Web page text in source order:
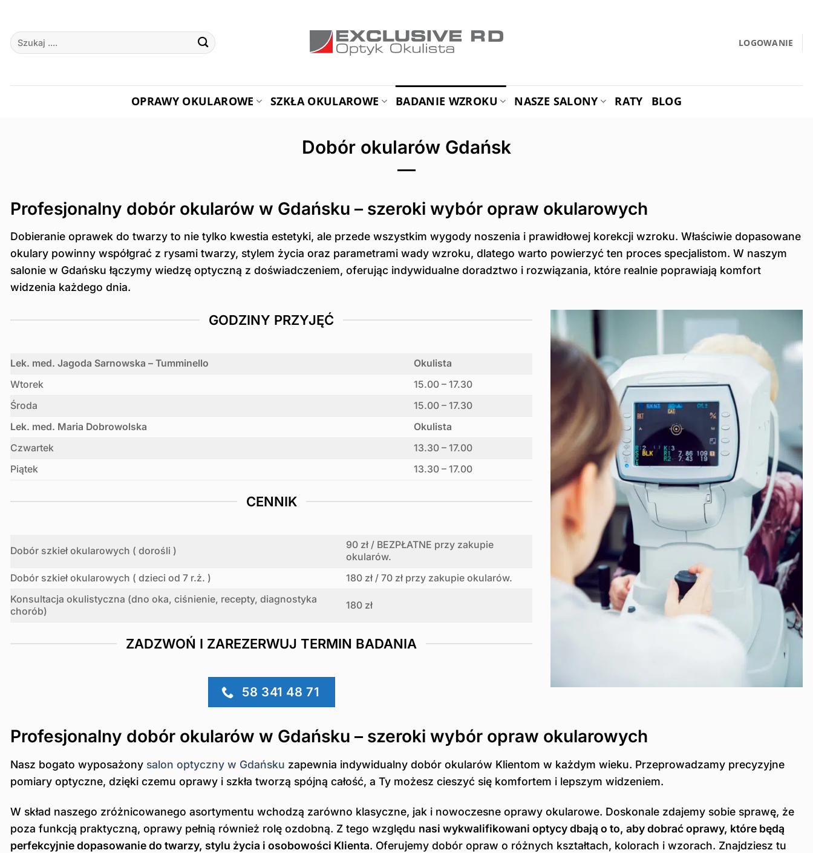
zawartości
Szukaj: LOGOWANIE
OPRAWY OKULAROWE SZKŁA OKULAROWE BADANIE WZROKU NASZE SALONY RATY BLOG
Dobór okularów Gdańsk
Profesjonalny dobór okularów w Gdańsku – szeroki wybór opraw okularowych
Dobieranie oprawek do twarzy to nie tylko kwestia estetyki, ale przede wszystkim wygody noszenia i prawidłowej korekcji wzroku. Właściwie dopasowane
okulary powinny współgrać z rysami twarzy, stylem życia oraz parametrami wady wzroku, dlatego warto powierzyć ten proces specjalistom. W naszym
salonie w Gdańsku łączymy wiedzę optyczną z doświadczeniem, oferując indywidualne doradztwo i rozwiązania, które realnie poprawiają komfort
widzenia każdego dnia.
GODZINY PRZYJĘĆ
Lek. med. Jagoda Sarnowska – Tumminello
Okulista
Wtorek
15.00 – 17.30
Środa
15.00 – 17.30
Lek. med. Maria Dobrowolska
Okulista
Czwartek
13.30 – 17.00
Piątek
13.30 – 17.00
CENNIK
Dobór szkieł okularowych ( dorośli )
90 zł / BEZPŁATNE przy zakupie
okularów.
Dobór szkieł okularowych ( dzieci od 7 r.ż. )
180 zł / 70 zł przy zakupie okularów.
Konsultacja okulistyczna (dno oka, ciśnienie, recepty, diagnostyka
chorób)
180 zł
ZADZWOŃ I ZAREZERWUJ TERMIN BADANIA
58 341 48 71
Profesjonalny dobór okularów w Gdańsku – szeroki wybór opraw okularowych
Nasz bogato wyposażony salon optyczny w Gdańsku zapewnia indywidualny dobór okularów Klientom w każdym wieku. Przeprowadzamy precyzyjne
pomiary optyczne, dzięki czemu oprawy i szkła tworzą spójną całość, a Ty możesz cieszyć się komfortem i lepszym widzeniem.
W skład naszego zróżnicowanego asortymentu wchodzą zarówno klasyczne, jak i nowoczesne oprawy okularowe. Doskonale zdajemy sobie sprawę, że
poza funkcją praktyczną, oprawy pełnią również rolę ozdobną. Z tego względu nasi wykwalifikowani optycy dbają o to, aby dobrać oprawy, które będą
perfekcyjnie dopasowanie do twarzy, stylu życia i osobowości Klienta. Oferujemy dobór opraw o różnych kształtach, kolorach i wzorach. Znajdziesz tu